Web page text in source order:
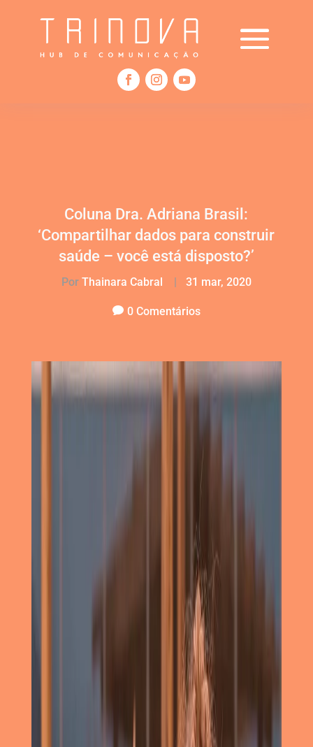
Coluna Dra. Adriana Brasil:
‘Compartilhar dados para construir
saúde – você está disposto?’
Por Thainara Cabral | 31 mar, 2020
0 Comentários